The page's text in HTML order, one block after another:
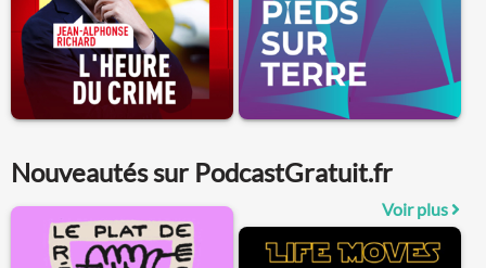
Nouveautés sur PodcastGratuit.fr
Voir plus